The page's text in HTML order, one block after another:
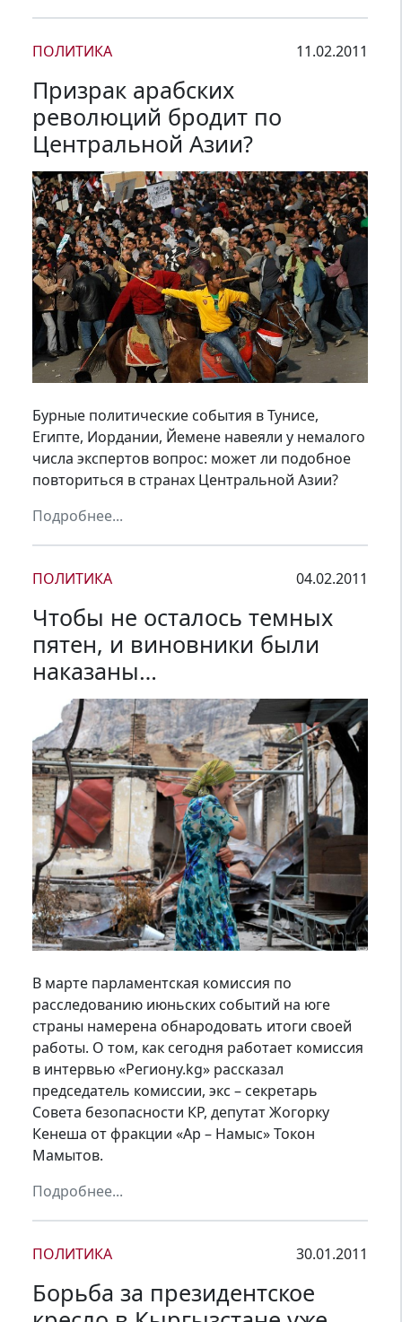
ПОЛИТИКА 11.02.2011
Призрак арабских
революций бродит по
Центральной Азии?
Бурные политические события в Тунисе,
Египте, Иордании, Йемене навеяли у немалого
числа экспертов вопрос: может ли подобное
повториться в странах Центральной Азии?
Подробнее...
ПОЛИТИКА 04.02.2011
Чтобы не осталось темных
пятен, и виновники были
наказаны…
В марте парламентская комиссия по
расследованию июньских событий на юге
страны намерена обнародовать итоги своей
работы. О том, как сегодня работает комиссия
в интервью «Региону.kg» рассказал
председатель комиссии, экс – секретарь
Совета безопасности КР, депутат Жогорку
Кенеша от фракции «Ар – Намыс» Токон
Мамытов.
Подробнее...
ПОЛИТИКА 30.01.2011
Борьба за президентское